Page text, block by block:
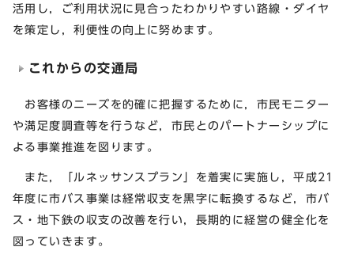
活用し，ご利用状況に見合ったわかりやすい路線・ダイヤ
を策定し，利便性の向上に努めます。
これからの交通局
お客様のニーズを的確に把握するために，市民モニター
や満足度調査等を行うなど，市民とのパートナーシップに
よる事業推進を図ります。
また，「ルネッサンスプラン」を着実に実施し，平成21
年度に市バス事業は経常収支を黒字に転換するなど，市バ
ス・地下鉄の収支の改善を行い，長期的に経営の健全化を
図っていきます。